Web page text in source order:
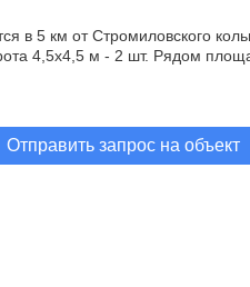
в 5 км от Стромиловского
4,5х4,5 м - 2 шт. Рядом
Отправить запрос на объект